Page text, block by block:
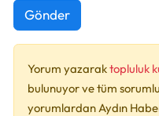
Gönder
Yorum yazaraktopluluk
bulunuyor ve tüm
yorumlardan Aydın